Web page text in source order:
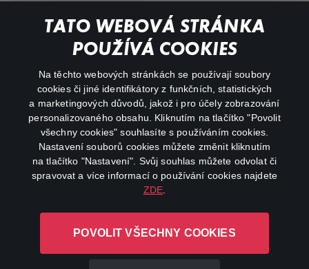
TATO WEBOVÁ STRÁNKA
POUŽÍVÁ COOKIES
Na těchto webových stránkách se používají soubory
cookies či jiné identifikátory z funkčních, statistických
a marketingových důvodů, jakož i pro účely zobrazování
personalizovaného obsahu. Kliknutím na tlačítko "Povolit
všechny cookies" souhlasíte s používáním cookies.
Nastavení souborů cookies můžete změnit kliknutím
na tlačítko "Nastavení". Svůj souhlas můžete odvolat či
spravovat a více informací o používání cookies najdete
ZDE
POVOLIT VŠECHNY COOKIES
Můj účet
Důležité odkazy
facebookinstagram
youtube
L-1246 Luxembourg R.C.S.